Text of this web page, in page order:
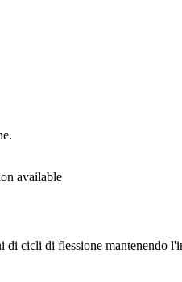
available
cicli di flessione mantenendo